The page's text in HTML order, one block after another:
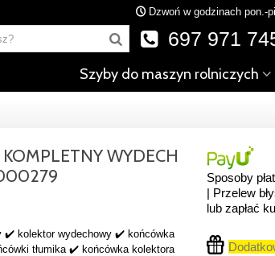
Dzwoń w godzinach pon.-
697 971
Szyby do maszyn rolniczych
WYDECH
✔️ kolektor wydechowy ✔️ końcówka
tłumika ✔️ końcówka kolektora
Sposoby
| Przelew
lub zapłać